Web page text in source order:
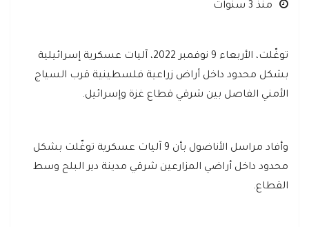
منذ 3 سنوات
توغّلت، الأربعاء 9 نوفمبر 2022، آليات عسكرية إسرائيلية
بشكل محدود داخل أراض زراعية فلسطينية قرب السياج
الأمني الفاصل بين شرقي قطاع غزة وإسرائيل.
وأفاد مراسل الأناضول بأن 9 آليات عسكرية توغّلت بشكل
محدود داخل أراضي المزارعين شرقي مدينة دير البلح وسط
القطاع.